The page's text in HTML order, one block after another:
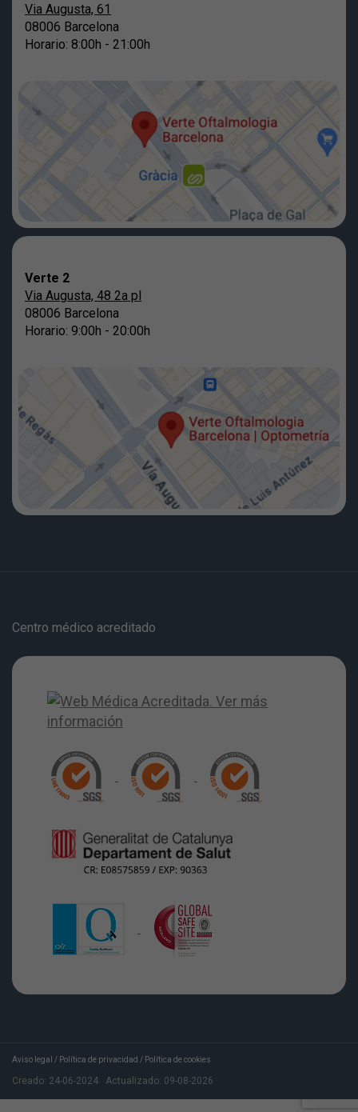
Via Augusta, 61
08006 Barcelona
Horario: 8:00h - 21:00h
Verte 2
Via Augusta, 48 2a pl
08006 Barcelona
Horario: 9:00h - 20:00h
Centro médico acreditado
Aviso legal / Política de privacidad / Política de cookies
Creado: 24-06-2024 Actualizado: 09-08-2026